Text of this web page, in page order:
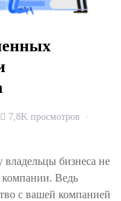
7,8K просмотров
бизнеса не
компании. Ведь
с вашей компанией